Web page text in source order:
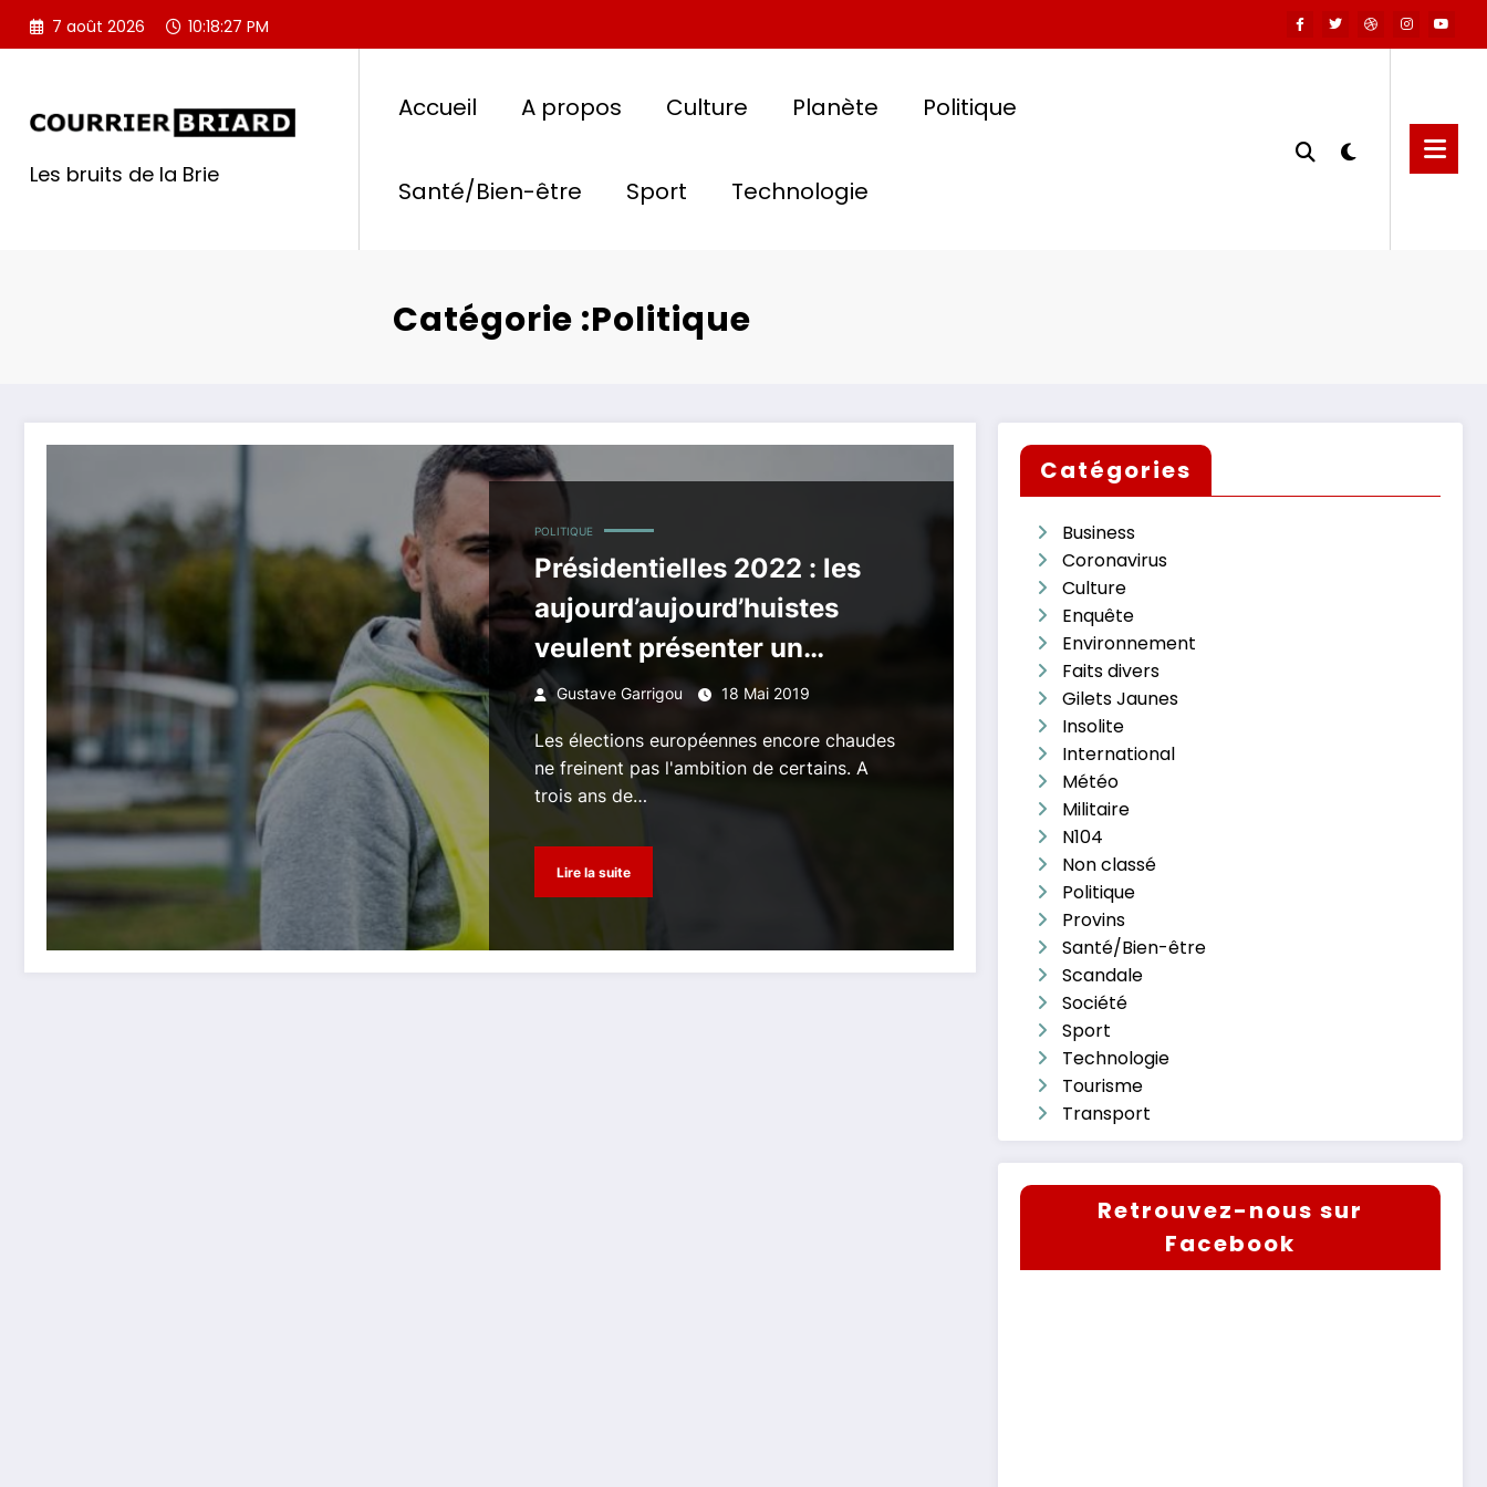
Aller
7 août 2026 10:18:28 PM
Les bruits de la Brie
Accueil A propos Culture Planète Politique
Santé/Bien-être Sport Technologie
Catégorie :Politique
POLITIQUE
Présidentielles 2022 : les
aujourd’aujourd’huistes
veulent présenter un
candidat
Gustave Garrigou 18 Mai 2019
Les élections européennes encore chaudes
ne freinent pas l'ambition de certains. A
trois ans de…
Lire la suite
Catégories
Business
Coronavirus
Culture
Enquête
Environnement
Faits divers
Gilets Jaunes
Insolite
International
Météo
Militaire
N104
Non classé
Politique
Provins
Santé/Bien-être
Scandale
Société
Sport
Technologie
Tourisme
Transport
Retrouvez-nous sur
Facebook